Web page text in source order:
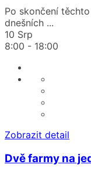
Po skončení
dnešních ...
10 Srp
8:00 - 18:00
Zobrazit detail
Dvě farmy na